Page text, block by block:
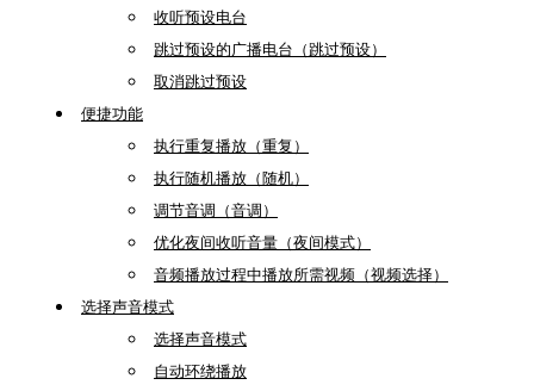
收听预设电台
跳过预设的广播电台（跳过预设）
取消跳过预设
便捷功能
执行重复播放（重复）
执行随机播放（随机）
调节音调（音调）
优化夜间收听音量（夜间模式）
音频播放过程中播放所需视频（视频选择）
选择声音模式
选择声音模式
自动环绕播放